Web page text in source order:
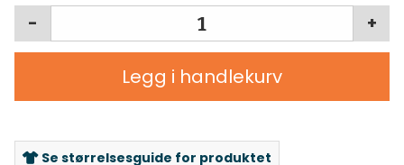
+
-
Legg i handlekurv
Se størrelsesguide for produktet